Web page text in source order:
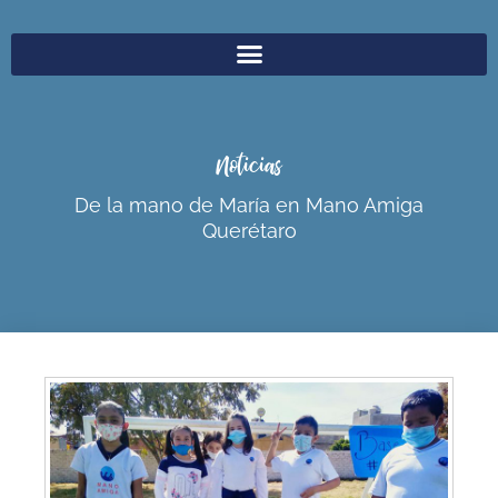
Noticias
De la mano de María en Mano Amiga
Querétaro